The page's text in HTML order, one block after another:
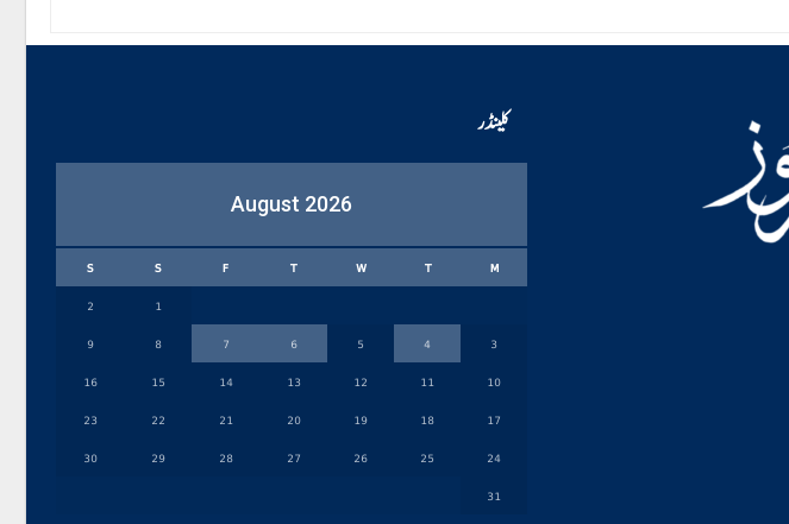
کلینڈر
August 2026
M
T
W
T
F
S
S
1
2
3
4
5
6
7
8
9
10
11
12
13
14
15
16
17
18
19
20
21
22
23
24
25
26
27
28
29
30
31